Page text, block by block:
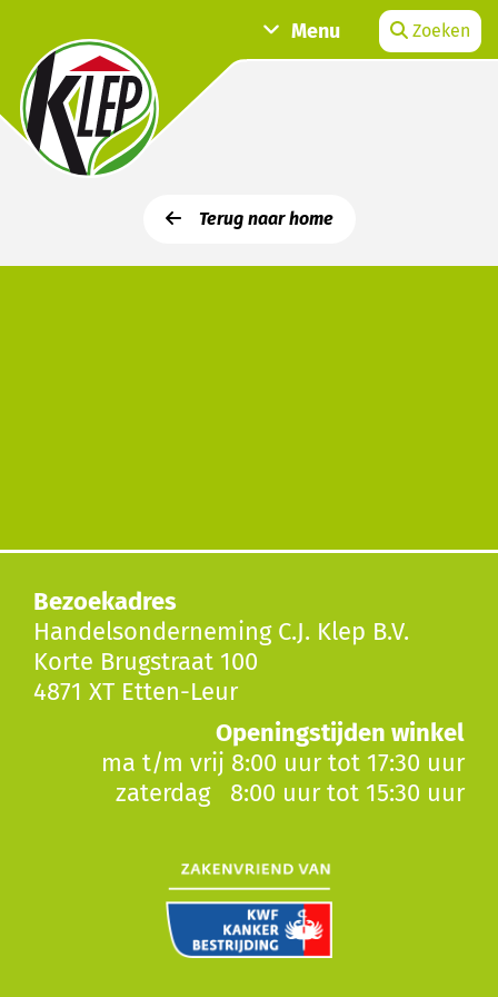
Menu Zoeken
Terug naar home
Bezoekadres
Handelsonderneming C.J. Klep B.V.
Korte Brugstraat 100
4871 XT Etten-Leur
Openingstijden winkel
ma t/m vrij 8:00 uur tot 17:30 uur
zaterdag 8:00 uur tot 15:30 uur